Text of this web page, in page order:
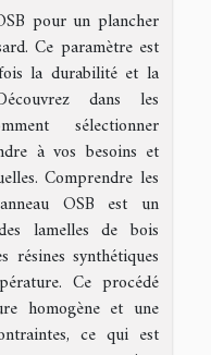
pour un plancher
Ce paramètre est
la durabilité et la
dans les
sélectionner
à vos besoins et
Comprendre les
OSB est un
lamelles de bois
résines synthétiques
Ce procédé
homogène et une
ce qui est